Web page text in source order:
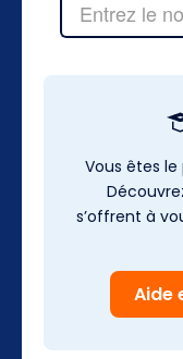
Vous êtes
s’offrent à
Aide